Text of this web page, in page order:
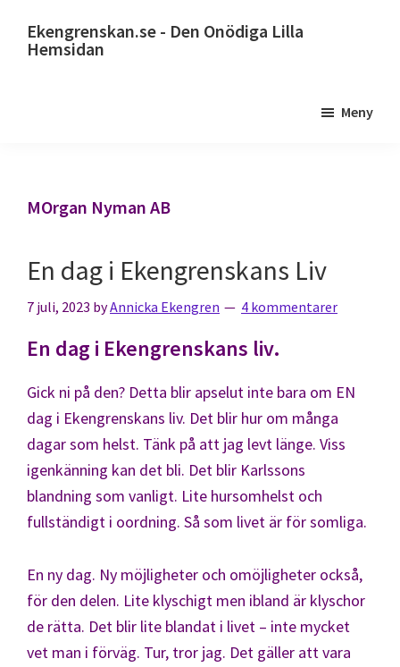
Ekengrenskan.se - Den Onödiga Lilla
Hemsidan
Meny
MOrgan Nyman AB
En dag i Ekengrenskans Liv
7 juli, 2023 byAnnicka Ekengren 4 kommentarer
En dag i Ekengrenskans liv.
Gick ni på den? Detta blir apselut inte bara om EN
dag i Ekengrenskans liv. Det blir hur om många
dagar som helst. Tänk på att jag levt länge. Viss
igenkänning kan det bli. Det blir Karlssons
blandning som vanligt. Lite hursomhelst och
fullständigt i oordning. Så som livet är för somliga.
En ny dag. Ny möjligheter och omöjligheter också,
för den delen. Lite klyschigt men ibland är klyschor
de rätta. Det blir lite blandat i livet – inte mycket
vet man i förväg. Tur, tror jag. Det gäller att vara